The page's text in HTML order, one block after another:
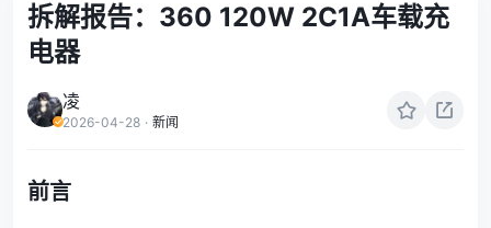
拆解报告：360 120W 2C1A车载充
电器
凌
2026-04-28 · 新闻
前言